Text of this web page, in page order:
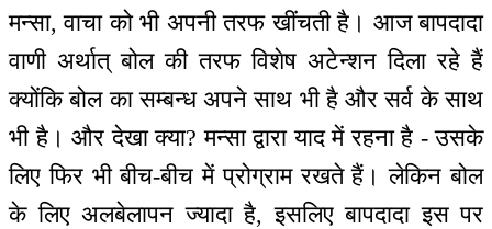
मन्सा, वाचा को भी अपनी तरफ खींचती है। आज बापदादा
वाणी अर्थात् बोल की तरफ विशेष अटेन्शन दिला रहे हैं
क्योंकि बोल का सम्बन्ध अपने साथ भी है और सर्व के साथ
भी है। और देखा क्या? मन्सा द्वारा याद में रहना है - उसके
लिए फिर भी बीच-बीच में प्रोग्राम रखते हैं। लेकिन बोल
के लिए अलबेलापन ज्यादा है, इसलिए बापदादा इस पर